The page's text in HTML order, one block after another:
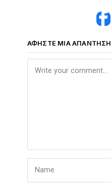
ΑΦΉΣΤΕ ΜΙΑ ΑΠΆΝΤΗΣΗ